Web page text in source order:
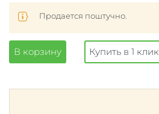
Продается поштучно.
В корзину Купить в 1 клик